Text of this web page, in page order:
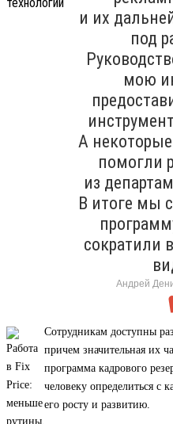
и их
под
мою
А
помогли
из
В итоге мы
сократили
Андрей
Сотрудникам доступны
причем значительная их
программа кадрового
человеку определиться с
его росту и развитию.